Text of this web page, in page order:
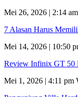
Mei 26, 2026 | 2:14
7 Alasan Harus
Mei 14, 2026 | 10:50
Review Infinix GT 50
Mei 1, 2026 | 4:11 pm